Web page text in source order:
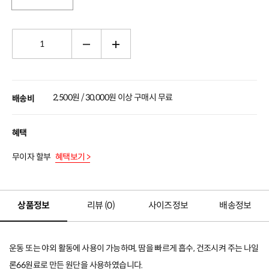
배송비 2,500원 / 30,000원 이상 구매시 무료
혜택
무이자 할부 혜택보기 >
상품정보 리뷰 (0) 사이즈정보 배송정보
운동 또는 야외 활동에 사용이 가능하며, 땀을 빠르게 흡수, 건조시켜 주는 나일
론66원료로 만든 원단을 사용하였습니다.